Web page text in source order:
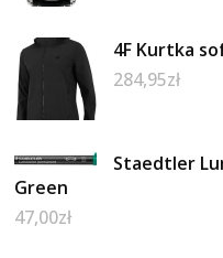
4F Kurtka
284,95zł
Staedtler
Green
47,00zł